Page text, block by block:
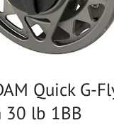
Quick G-
30 lb 1BB